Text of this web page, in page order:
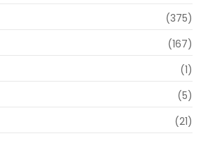
(375)
(167)
(1)
(5)
(21)